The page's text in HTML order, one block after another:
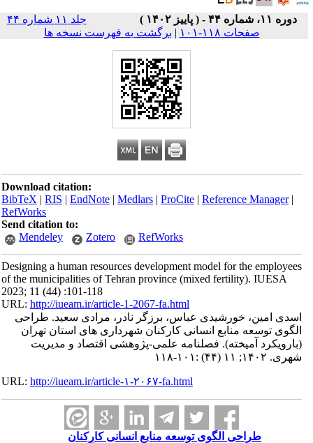
دوره ۱۱، شماره ۴۴ - ( پاییز ۱۴۰۲ )
جلد ۱۱ شماره ۴۴
صفحات ۱۱۸-۱۰۱
| برگشت به فهرست نسخه ها
Download citation:
BibTeX|RIS|EndNote|Medlars|ProCite|Reference Manager
RefWorks
Send citation to:
Mendeley
Zotero RefWorks
Designing a human resources development model for the employees
of the municipalities of Tehran province (mixed fertility). IUESA
2023; 11 (44) :101-118
URL:http://iueam.ir/article-1-2067-fa.html
اسدی امین، خورشیدی عباس، برزگر نادر، مرادی سعید. طراحی
الگوی توسعه منابع انسانی کارکنان شهرداری های استان تهران
(بارویکرد آمیخته). فصلنامه علمی-پژوهشی اقتصاد و مدیریت
شهری. ۱۴۰۲; ۱۱ (۴۴) :۱۰۱-۱۱۸
URL:http://iueam.ir/article-۱-۲۰۶۷-fa.html
طراحی الگوی توسعه منابع انسانی کارکنان